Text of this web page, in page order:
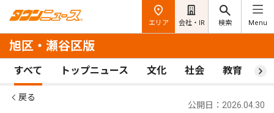
エリア 会社・IR 検索 Menu
旭区・瀬谷区版
すべて トップニュース 文化 社会 教育 ス
戻る
公開日：2026.04.30